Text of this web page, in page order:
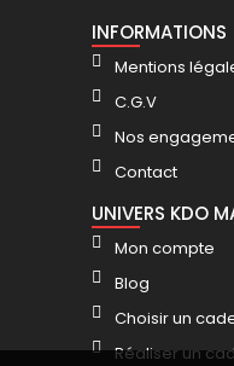
INFORMATIONS
Mentions
C.G.V
Nos
Contact
UNIVERS KDO
Mon compte
Blog
Choisir un
Réaliser un